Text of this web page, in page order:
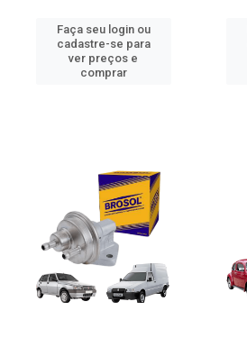
Faça seu login ou
cadastre-se para
ver preços e
comprar